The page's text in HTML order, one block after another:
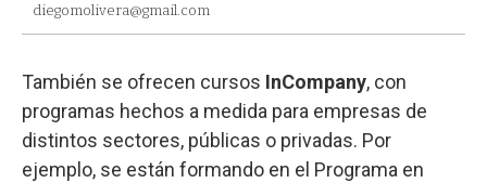
diegomolivera@gmail.com
También se ofrecen cursos InCompany, con
programas hechos a medida para empresas de
distintos sectores, públicas o privadas. Por
ejemplo, se están formando en el Programa en